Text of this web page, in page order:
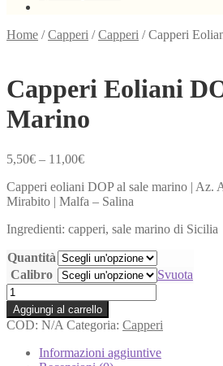
Home /Capperi /Capperi /Capperi
Capperi Eoliani
Marino
5,50€ – 11,00€
Capperi eoliani DOP al sale marino | Az.
Mirabito | Malfa – Salina
Ingredienti: capperi, sale marino di Sicilia
Quantità
Calibro
Svuota
Capperi
Eoliani
DOP
al
Sale
Marino
Aggiungi al carrello
COD: N/A Categoria: Capperi
Informazioni aggiuntive